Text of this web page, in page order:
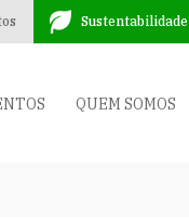
Sustentabilidade
QUEM SOMOS